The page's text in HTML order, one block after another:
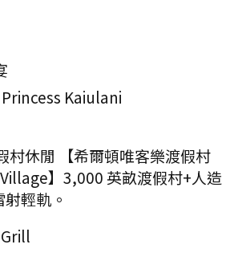
Kaiulani
村休閒 【希爾頓唯客樂渡假村
】3,000 英畝渡假村+人造
輕軌。